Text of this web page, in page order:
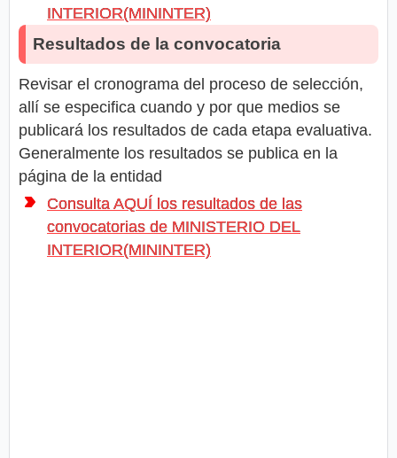
INTERIOR(MININTER)
Resultados de la convocatoria
Revisar el cronograma del proceso de selección,
allí se especifica cuando y por que medios se
publicará los resultados de cada etapa evaluativa.
Generalmente los resultados se publica en la
página de la entidad
Consulta AQUÍ los resultados de las
convocatorias de MINISTERIO DEL
INTERIOR(MININTER)